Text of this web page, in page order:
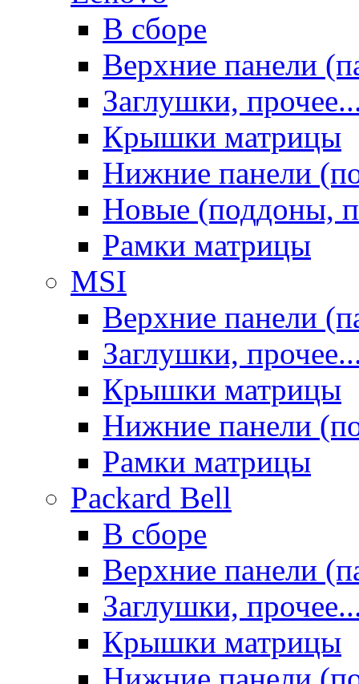
В сборе
Верхние панели
Заглушки,
Крышки матрицы
Нижние панели
Новые (поддоны,
Рамки матрицы
MSI
Верхние панели
Заглушки,
Крышки матрицы
Нижние панели
Рамки матрицы
Packard Bell
В сборе
Верхние панели
Заглушки,
Крышки матрицы